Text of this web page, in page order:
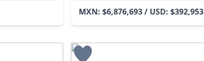
MXN: $6,876,693 / USD: $392,953